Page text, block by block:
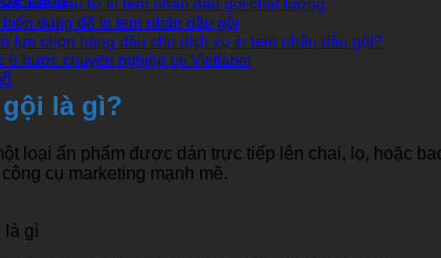
việc đầu tư in tem nhãn dầu gội chất lượng
dùng để in tem nhãn dầu gội
lựa chọn hàng đầu cho dịch vụ in tem nhãn dầu gội?
6 bước chuyên nghiệp tại Vietlabel
gội là gì?
loại ấn phẩm được dán trực tiếp lên chai, lọ, hoặc
cụ marketing mạnh mẽ.
là gì